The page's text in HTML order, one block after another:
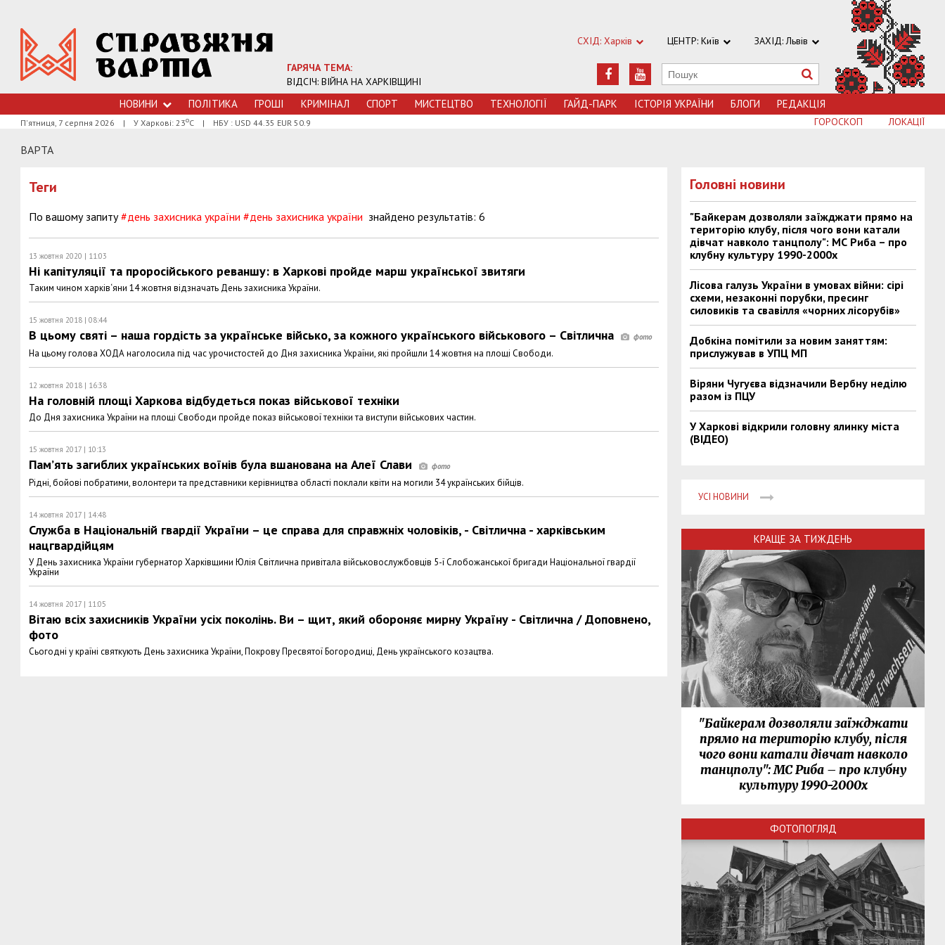
ГАРЯЧА ТЕМА:
ВІДСІЧ: ВІЙНА НА ХАРКІВЩИНІ
СХІД: Харків ЦЕНТР: Київ ЗАХІД: Львів
НОВИНИ ПОЛІТИКА ГРОШI КРИМIНАЛ СПОРТ МИСТЕЦТВО ТЕХНОЛОГIЇ ГАЙД-ПАРК ІСТОРІЯ УКРАЇНИ БЛОГИ РЕДАКЦІЯ
П'ятниця, 7 серпня 2026 | У Харкові: 23оС | НБУ : USD 44.35 EUR 50.9 ЛОКАЦІЇ
ГОРОСКОП
ВАРТА
Теги
По вашому запиту#день захисника україни #день захисника україни знайдено результатів: 6
13 жовтня 2020 | 11:03
Ні капітуляції та проросійського реваншу: в Харкові пройде марш української звитяги
Таким чином харків‘яни 14 жовтня відзначать День захисника України.
15 жовтня 2018 | 08:44
В цьому святі – наша гордість за українське військо, за кожного українського військового – Світлична
На цьому голова ХОДА наголосила під час урочистостей до Дня захисника України, які пройшли 14 жовтня на площі Свободи.
12 жовтня 2018 | 16:38
На головній площі Харкова відбудеться показ військової техніки
До Дня захисника України на площі Свободи пройде показ військової техніки та виступи військових частин.
15 жовтня 2017 | 10:13
Пам’ять загиблих українських воїнів була вшанована на Алеї Слави
Рідні, бойові побратими, волонтери та представники керівництва області поклали квіти на могили 34 українських бійців.
14 жовтня 2017 | 14:48
Служба в Національній гвардії України – це справа для справжніх чоловіків, - Світлична - харківським
нацгвардійцям
У День захисника України губернатор Харківщини Юлія Світлична привітала військовослужбовців 5-ї Слобожанської бригади Національної гвардії
України
14 жовтня 2017 | 11:05
Вітаю всіх захисників України усіх поколінь. Ви – щит, який обороняє мирну Україну - Світлична / Доповнено,
фото
Сьогодні у країні святкують День захисника України, Покрову Пресвятої Богородиці, День українського козацтва.
Головні новини
"Байкерам дозволяли заїжджати прямо на
територію клубу, після чого вони катали
дівчат навколо танцполу": МС Риба – про
клубну культуру 1990-2000х
Лісова галузь України в умовах війни: сірі
схеми, незаконні порубки, пресинг
силовиків та свавілля «чорних лісорубів»
Добкіна помітили за новим заняттям:
прислужував в УПЦ МП
Віряни Чугуєва відзначили Вербну неділю
разом із ПЦУ
У Харкові відкрили головну ялинку міста
(ВІДЕО)
УСІ НОВИНИ
КРАЩЕ ЗА ТИЖДЕНЬ
"Байкерам дозволяли заїжджати
прямо на територію клубу, після
чого вони катали дівчат навколо
танцполу": МС Риба – про клубну
культуру 1990-2000х
ФОТОПОГЛЯД